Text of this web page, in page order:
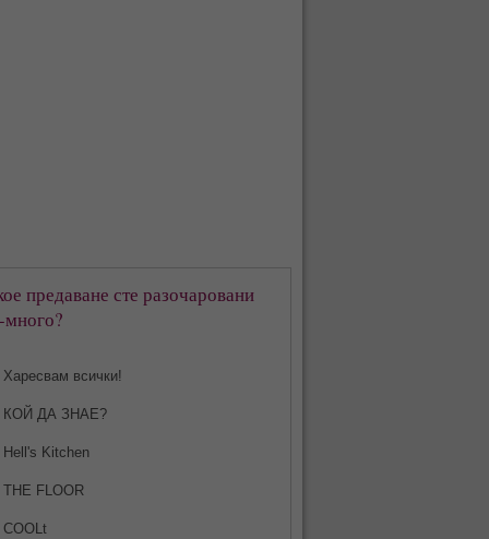
предаване сте разочаровани
много?
Харесвам всички!
КОЙ ДА ЗНАЕ?
Hell's Kitchen
THE FLOOR
COOLt